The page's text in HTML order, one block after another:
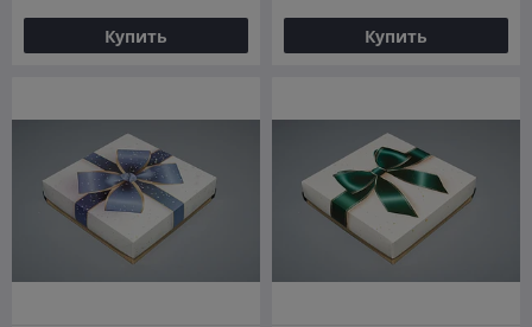
Купить Купить